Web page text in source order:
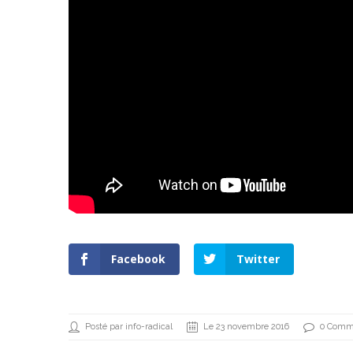
Facebook Twitter
Posté par info-radical Le 23 novembre 2016 0